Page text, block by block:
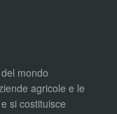
mondo
agricole e le
si costituisce